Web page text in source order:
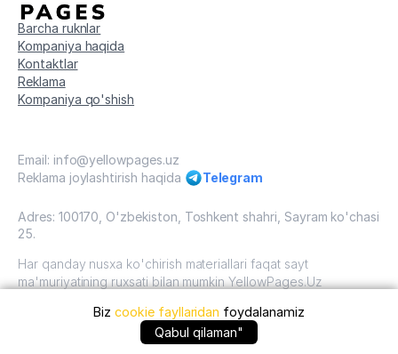
Barcha ruknlar
Kompaniya haqida
Kontaktlar
Reklama
Kompaniya qo'shish
Email: info@yellowpages.uz
Reklama joylashtirish haqida
Telegram
Adres: 100170, O'zbekiston, Toshkent shahri, Sayram ko'chasi
25.
Har qanday nusxa ko'chirish materiallari faqat sayt
ma'muriyatining ruxsati bilan mumkin YellowPages.Uz
O'zbekiston, 2009 - 2026 / O'zbekiston "sariq
sahifalar"mualliflik huquqi. Barcha huquqlar himoyalangan.
Bizcookie fayllaridan foydalanamiz
Qabul qilaman"